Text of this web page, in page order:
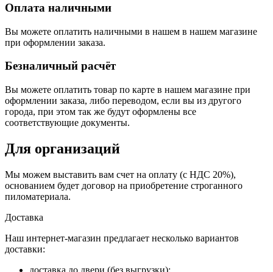
Оплата наличными
Вы можете оплатить наличными в нашем в нашем магазине
при оформлении заказа.
Безналичный расчёт
Вы можете оплатить товар по карте в нашем магазине при
оформлении заказа, либо переводом, если вы из другого
города, при этом так же будут оформлены все
соответствующие документы.
Для организаций
Мы можем выставить вам счет на оплату (с НДС 20%),
основанием будет договор на приобретение строганного
пиломатериала.
Доставка
Наш интернет-магазин предлагает несколько вариантов
доставки:
доставка до двери (без выгрузки);